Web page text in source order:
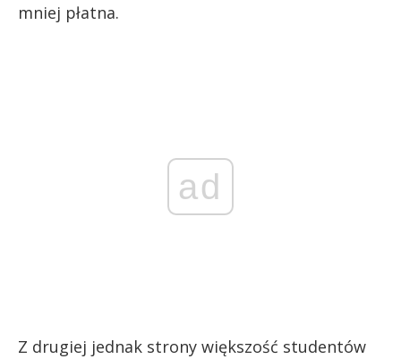
mniej płatna.
ad
Z drugiej jednak strony większość studentów